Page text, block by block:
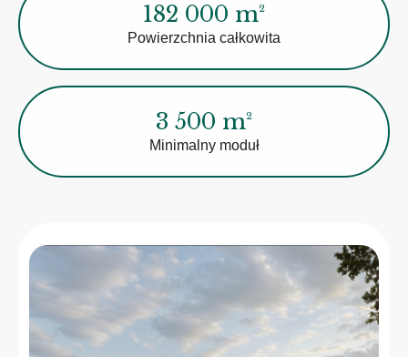
182 000 m²
Powierzchnia całkowita
3 500 m²
Minimalny moduł